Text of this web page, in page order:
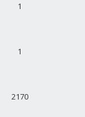
1
1
2170